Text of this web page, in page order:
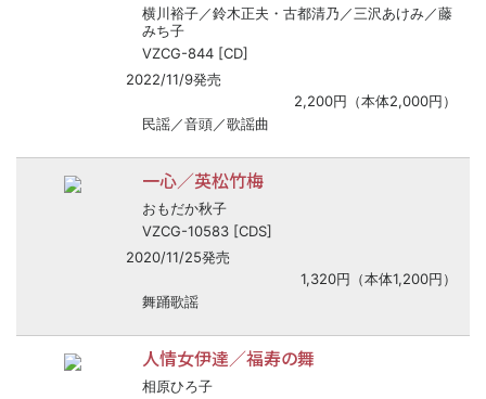
横川裕子／鈴木正夫・古都清乃／三沢あけみ／藤
みち子
VZCG-844 [CD]
2022/11/9発売
2,200円（本体2,000円）
民謡／音頭／歌謡曲
一心／英松竹梅
おもだか秋子
VZCG-10583 [CDS]
2020/11/25発売
1,320円（本体1,200円）
舞踊歌謡
人情女伊達／福寿の舞
相原ひろ子